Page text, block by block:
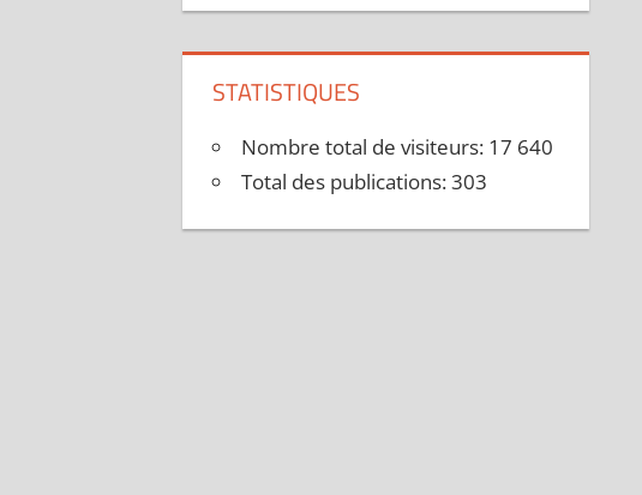
STATISTIQUES
Nombre total de visiteurs: 17 640
Total des publications:303